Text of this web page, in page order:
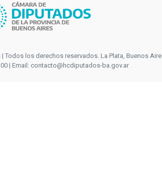
los derechos reservados. La Plata, Buenos
| Email: contacto@hcdiputados-ba.gov.ar